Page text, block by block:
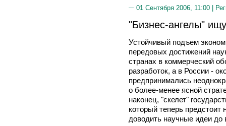
01 Сентября 2006, 11:00 |
"Бизнес-ангелы"
Устойчивый подъем
передовых достижений
странах в коммерческий
разработок, а в России -
предпринимались
о более-менее ясной
наконец, "скелет"
который теперь
доводить научные идеи до